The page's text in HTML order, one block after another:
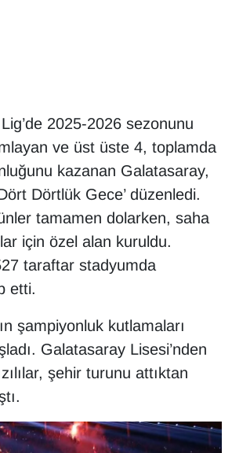
2025-2026 sezonunu
ve üst üste 4, toplamda
kazanan Galatasaray,
Dörtlük Gece’ düzenledi.
tamamen dolarken, saha
için özel alan kuruldu.
taraftar stadyumda
etti.
şampiyonluk kutlamaları
Galatasaray Lisesi’nden
şehir turunu attıktan